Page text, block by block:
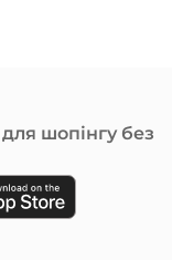
шопінгу без